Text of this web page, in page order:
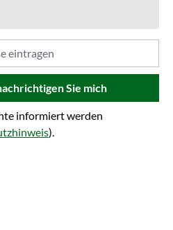
Sie mich
informiert werden
).